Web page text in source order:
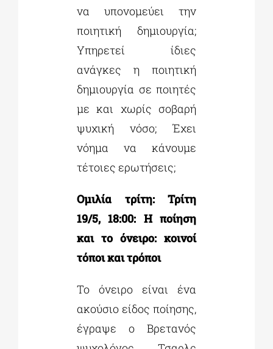
να υπονομεύει την
ποιητική δημιουργία;
Υπηρετεί ίδιες
ανάγκες η ποιητική
δημιουργία σε ποιητές
με και χωρίς σοβαρή
ψυχική νόσο; Έχει
νόημα να κάνουμε
τέτοιες ερωτήσεις;
Ομιλία τρίτη: Τρίτη
19/5, 18:00: Η ποίηση
και το όνειρο: κοινοί
τόποι και τρόποι
Το όνειρο είναι ένα
ακούσιο είδος ποίησης,
έγραψε ο Βρετανός